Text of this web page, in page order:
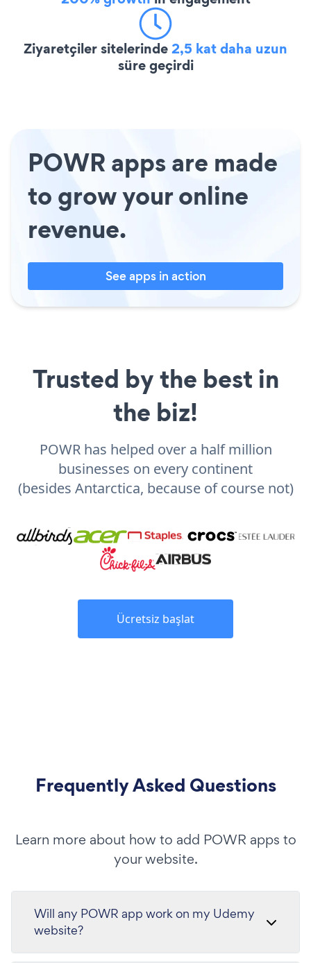
Ziyaretçiler sitelerinde2,5 kat daha uzun
süre geçirdi
POWR apps are made
to grow your online
revenue.
See apps in action
Trusted by the best in
the biz!
POWR has helped over a half million
businesses on every continent
(besides Antarctica, because of course not)
Ücretsiz başlat
Frequently Asked Questions
Learn more about how to add POWR apps to
your website.
Will any POWR app work on my Udemy
website?